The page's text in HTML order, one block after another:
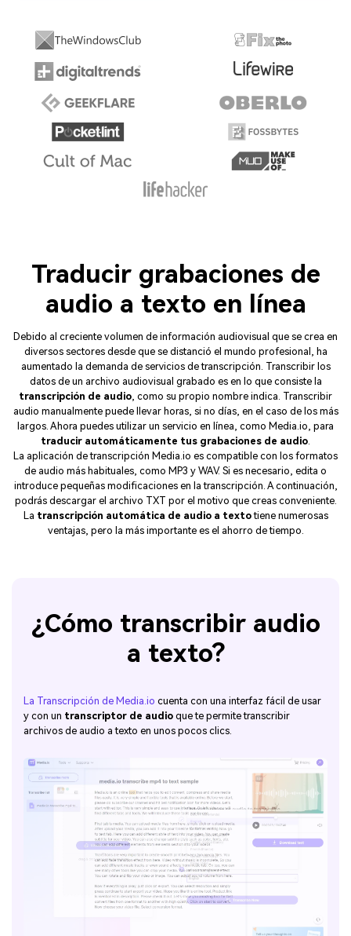
Traducir grabaciones de
audio a texto en línea
Debido al creciente volumen de información audiovisual que se crea en
diversos sectores desde que se distanció el mundo profesional, ha
aumentado la demanda de servicios de transcripción. Transcribir los
datos de un archivo audiovisual grabado es en lo que consiste la
transcripción de audio , como su propio nombre indica. Transcribir
audio manualmente puede llevar horas, si no días, en el caso de los más
largos. Ahora puedes utilizar un servicio en línea, como Media.io, para
traducir automáticamente tus grabaciones de audio
La aplicación de transcripción Media.io es compatible con los formatos
de audio más habituales, como MP3 y WAV. Si es necesario, edita o
introduce pequeñas modificaciones en la transcripción. A continuación,
podrás descargar el archivo TXT por el motivo que creas conveniente.
La transcripción automática de audio a textotiene numerosas
ventajas, pero la más importante es el ahorro de tiempo.
¿Cómo transcribir audio
a texto?
La Transcripción de Media.io cuenta con una interfaz fácil de usar
y con un transcriptor de audio que te permite transcribir
archivos de audio a texto en unos pocos clics.